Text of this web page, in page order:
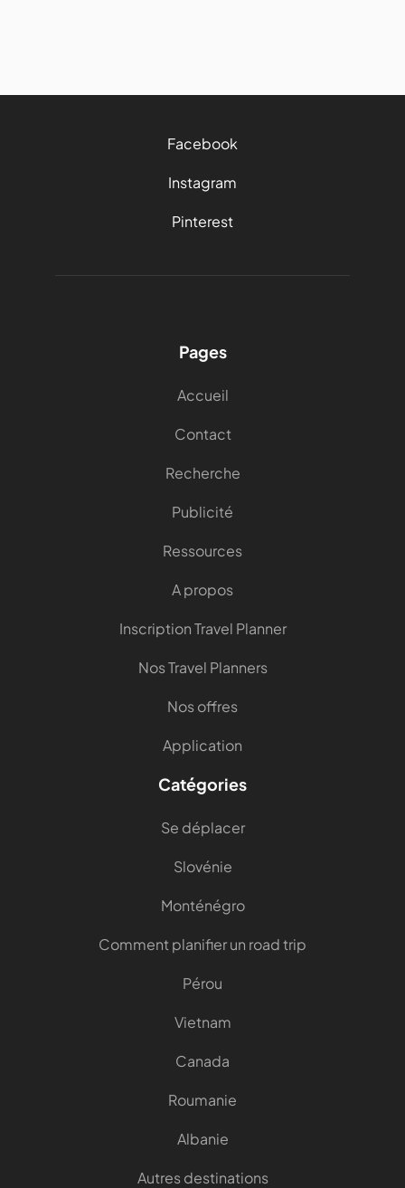
Facebook
Instagram
Pinterest
Pages
Accueil
Contact
Recherche
Publicité
Ressources
A propos
Inscription Travel Planner
Nos Travel Planners
Nos offres
Application
Catégories
Se déplacer
Slovénie
Monténégro
Comment planifier un road trip
Pérou
Vietnam
Canada
Roumanie
Albanie
Autres destinations